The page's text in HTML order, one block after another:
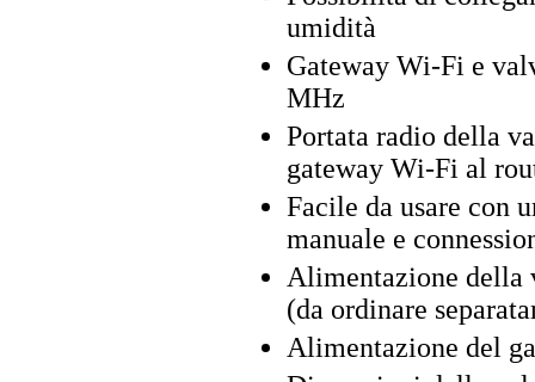
umidità
Gateway Wi-Fi e
MHz
Portata radio della
gateway Wi-Fi al
Facile da usare con
manuale e
Alimentazione
(da ordinare
Alimentazione del